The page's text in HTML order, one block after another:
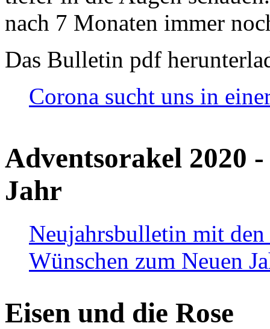
nach 7 Monaten immer
Das Bulletin pdf
Corona sucht uns in
Adventsorakel 2020
Jahr
Neujahrsbulletin mit den
Wünschen zum Neuen
Eisen und die Rose